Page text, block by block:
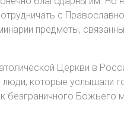
с
предметы,
Церкви в
которые услышали
безграничного Божьего